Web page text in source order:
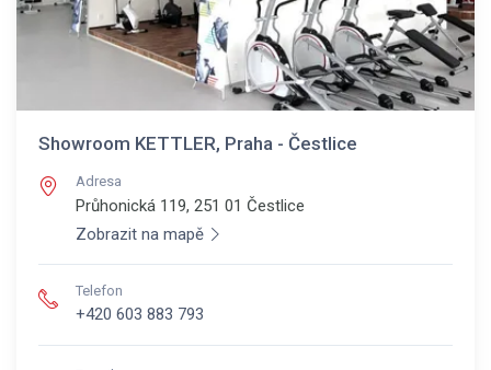
Showroom KETTLER, Praha - Čestlice
Adresa
Průhonická 119, 251 01 Čestlice
Zobrazit na mapě
Telefon
+420 603 883 793